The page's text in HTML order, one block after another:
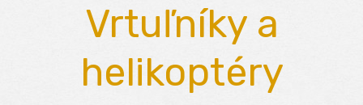
Vrtuľníky a
helikoptéry